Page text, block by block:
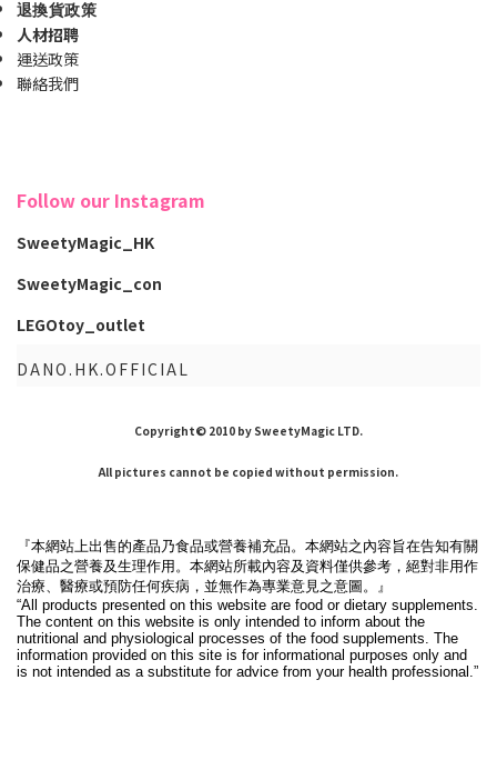
退換貨政策
人材招聘
運送政策
聯絡我們
Follow our Instagram
SweetyMagic_HK
SweetyMagic_con
LEGOtoy_outlet
DANO.HK.OFFICIAL
Copyright© 2010 by SweetyMagic LTD.
All pictures cannot be copied without permission.
『本網站上出售的產品乃食品或營養補充品。本網站之內容旨在告知有關
保健品之營養及生理作用。本網站所載內容及資料僅供參考，絕對非用作
治療、醫療或預防任何疾病，並無作為專業意見之意圖。』
“All products presented on this website are food or dietary supplements.
The content on this website is only intended to inform about the
nutritional and physiological processes of the food supplements. The
information provided on this site is for informational purposes only and
is not intended as a substitute for advice from your health professional.”